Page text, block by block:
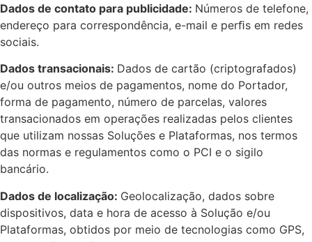
Dados de contato para publicidade: Números de telefone,
endereço para correspondência, e-mail e perﬁs em redes
sociais.
Dados transacionais: Dados de cartão (criptografados)
e/ou outros meios de pagamentos, nome do Portador,
forma de pagamento, número de parcelas, valores
transacionados em operações realizadas pelos clientes
que utilizam nossas Soluções e Plataformas, nos termos
das normas e regulamentos como o PCI e o sigilo
bancário.
Dados de localização: Geolocalização, dados sobre
dispositivos, data e hora de acesso à Solução e/ou
Plataformas, obtidos por meio de tecnologias como GPS,